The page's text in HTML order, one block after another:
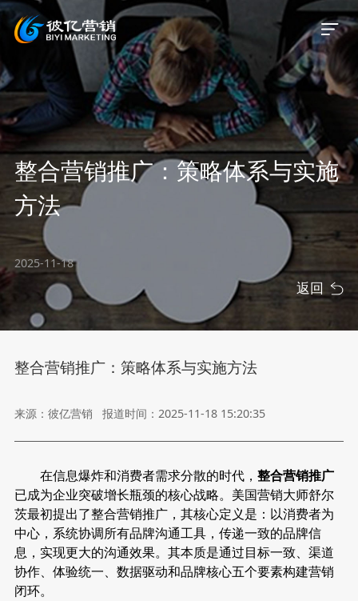
首页
关于我们
服务案例
新闻资讯
整合营销推广：策略体系与实施
方法
2025-11-18
返回
整合营销推广：策略体系与实施方法
来源：彼亿营销 报道时间：2025-11-18 15:20:35
在信息爆炸和消费者需求分散的时代， 整合营销推广
已成为企业突破增长瓶颈的核心战略。美国营销大师舒尔
茨最初提出了整合营销推广，其核心定义是：以消费者为
中心，系统协调所有品牌沟通工具，传递一致的品牌信
息，实现更大的沟通效果。其本质是通过目标一致、渠道
协作、体验统一、数据驱动和品牌核心五个要素构建营销
闭环。